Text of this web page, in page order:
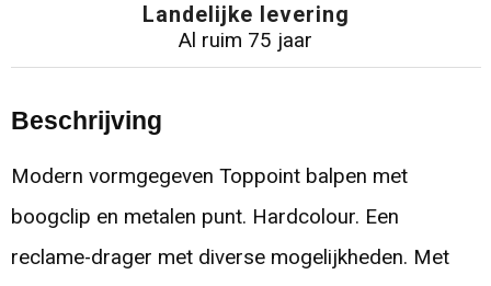
Landelijke levering
Al ruim 75 jaar
Beschrijving
Modern vormgegeven Toppoint balpen met
boogclip en metalen punt. Hardcolour. Een
reclame-drager met diverse mogelijkheden. Met